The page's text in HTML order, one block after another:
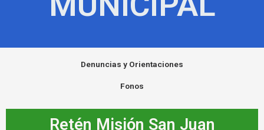
Denuncias y Orientaciones
Fonos
Retén Misión San Juan